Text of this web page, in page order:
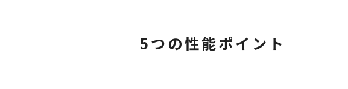
5つの性能ポイント